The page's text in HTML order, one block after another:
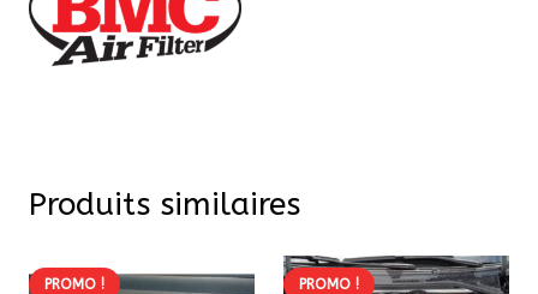
Produits similaires
PROMO ! PROMO !